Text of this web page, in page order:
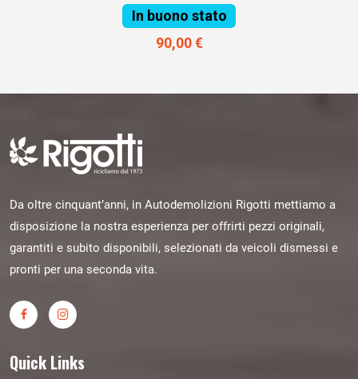
In buono stato
90,00 €
Da oltre cinquant’anni, in Autodemolizioni Rigotti mettiamo a
disposizione la nostra esperienza per offrirti pezzi originali,
garantiti e subito disponibili, selezionati da veicoli dismessi e
pronti per una seconda vita.
Quick Links